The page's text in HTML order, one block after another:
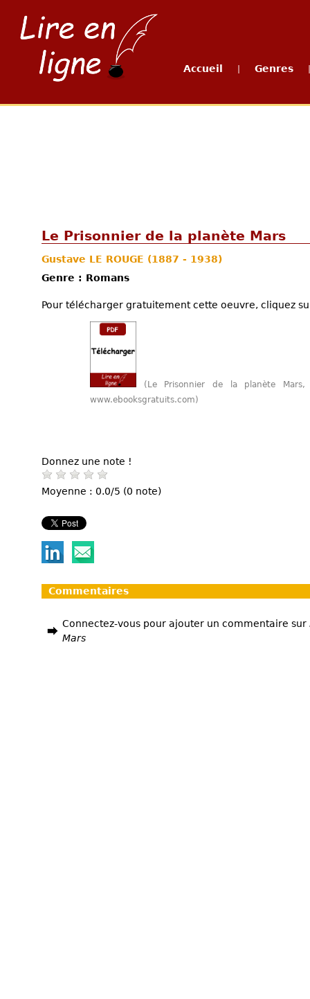
Accueil Genres
Le Prisonnier de la planète Mars
Gustave LE ROUGE (1887 - 1938)
Genre : Romans
Pour télécharger gratuitement cette oeuvre, cliquez
(Le Prisonnier de la planète
www.ebooksgratuits.com)
Donnez une note !
Moyenne : 0.0/5 (0 note)
Commentaires
Connectez-vous pour ajouter un commentaire sur
Mars